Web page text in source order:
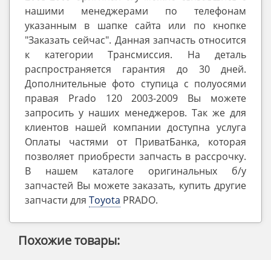
нашими менеджерами по телефонам
указанным в шапке сайта или по кнопке
"Заказать сейчас". Данная запчасть относится
к категории Трансмиссия. На деталь
распространяется гарантия до 30 дней.
Дополнительные фото ступица с полуосями
правая Prado 120 2003-2009 Вы можете
запросить у наших менеджеров. Так же для
клиентов нашей компании доступна услуга
Оплаты частями от ПриватБанка, которая
позволяет приобрести запчасть в рассрочку.
В нашем каталоге оригинальных б/у
запчастей Вы можете заказать, купить другие
запчасти для Toyota PRADO.
Похожие товары: